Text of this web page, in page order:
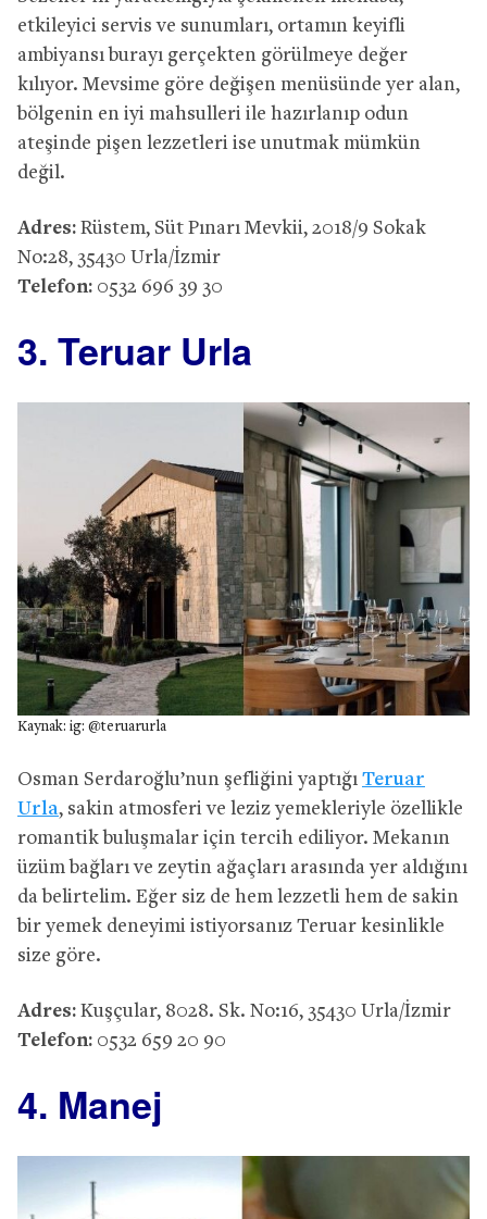
etkileyici servis ve sunumları, ortamın keyifli
ambiyansı burayı gerçekten görülmeye değer
kılıyor. Mevsime göre değişen menüsünde yer alan,
bölgenin en iyi mahsulleri ile hazırlanıp odun
ateşinde pişen lezzetleri ise unutmak mümkün
değil.
Adres: Rüstem, Süt Pınarı Mevkii, 2018/9 Sokak
No:28, 35430 Urla/İzmir
Telefon: 0532 696 39 30
3. Teruar Urla
Kaynak: ig: @teruarurla
Osman Serdaroğlu’nun şefliğini yaptığı Teruar
Urla, sakin atmosferi ve leziz yemekleriyle özellikle
romantik buluşmalar için tercih ediliyor. Mekanın
üzüm bağları ve zeytin ağaçları arasında yer aldığını
da belirtelim. Eğer siz de hem lezzetli hem de sakin
bir yemek deneyimi istiyorsanız Teruar kesinlikle
size göre.
Adres: Kuşçular, 8028. Sk. No:16, 35430 Urla/İzmir
Telefon: 0532 659 20 90
4. Manej